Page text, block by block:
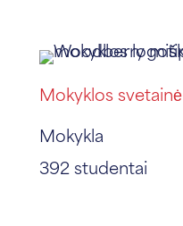
Mokyklos svetainė
Mokykla
392 studentai